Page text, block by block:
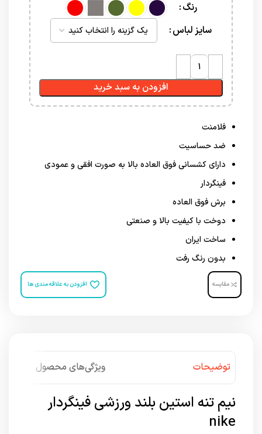
رنگ
سایز لباس
افزودن به سبد خرید
فلامنت
ضد حساسیت
دارای کشسانی فوق العاده بالا به صورت افقی و عمودی
فینگردار
برش فوق العاده
دوخت با کیفیت بالا و صنعتی
ساخت ایران
بدون رنگ رفت
مقایسه افزودن به علاقه مندی ها
توضیحات ویژگی‌های محصول
نیم تنه استین بلند ورزشی فینگردار
nike